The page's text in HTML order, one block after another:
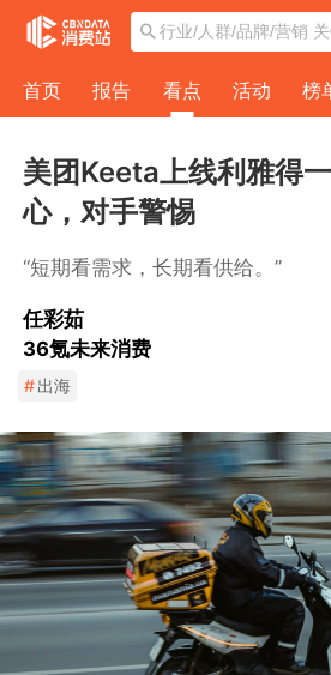
首页 报告 看点 活动 榜
美团Keeta上线利雅得
心，对手警惕
“短期看需求，长期看供给。”
任彩茹
36氪未来消费
#出海